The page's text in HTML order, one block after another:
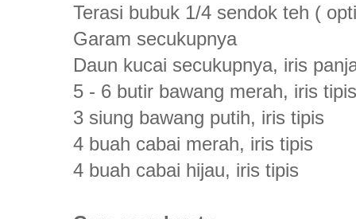
Terasi bubuk 1/4 sendok teh (
Garam secukupnya
Daun kucai secukupnya, iris
5 - 6 butir bawang merah, iris tipis
3 siung bawang putih, iris tipis
4 buah cabai merah, iris tipis
4 buah cabai hijau, iris tipis